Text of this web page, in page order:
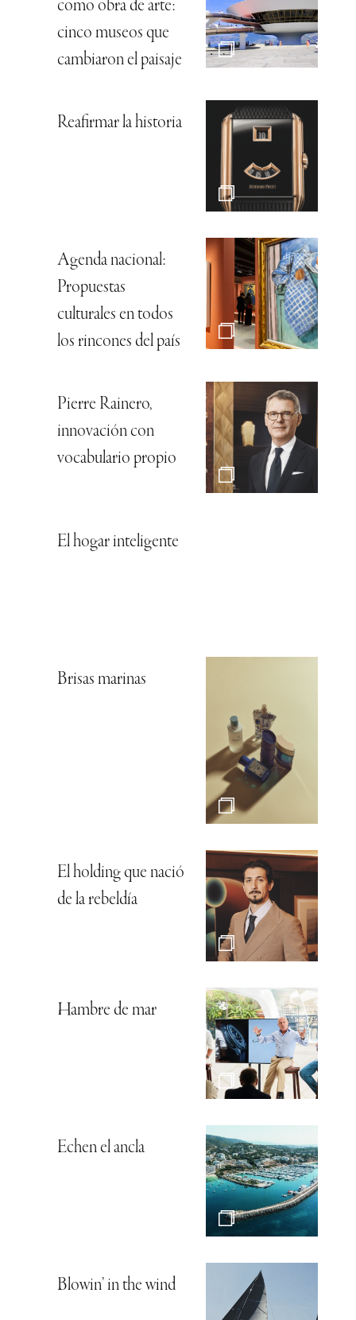
como obra de arte:
cinco museos que
cambiaron el paisaje
Reafirmar la historia
Agenda nacional:
Propuestas
culturales en todos
los rincones del país
Pierre Rainero,
innovación con
vocabulario propio
El hogar inteligente
Brisas marinas
El holding que nació
de la rebeldía
Hambre de mar
Echen el ancla
Blowin’ in the wind